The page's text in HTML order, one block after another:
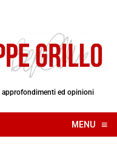
approfondimenti ed opinioni
MENU ≡
☰